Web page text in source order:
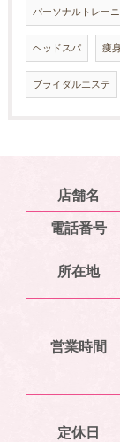
パーソナルトレー
ヘッドスパ 痩
ブライダルエステ
店舗名
電話番号
所在地
営業時間
定休日